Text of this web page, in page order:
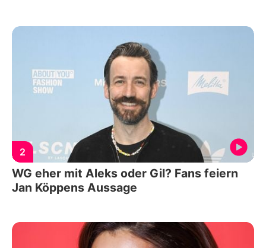
2
WG eher mit Aleks oder Gil? Fans feiern
Jan Köppens Aussage